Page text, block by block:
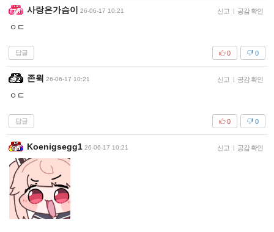
사랑은가슴이 26-06-17 10:21 신고 | 공감 확인
ㅇㄷ
답글 0
0
존윅 26-06-17 10:21 신고 | 공감 확인
ㅇㄷ
답글 0
0
Koenigsegg1 26-06-17 10:21 신고 | 공감 확인